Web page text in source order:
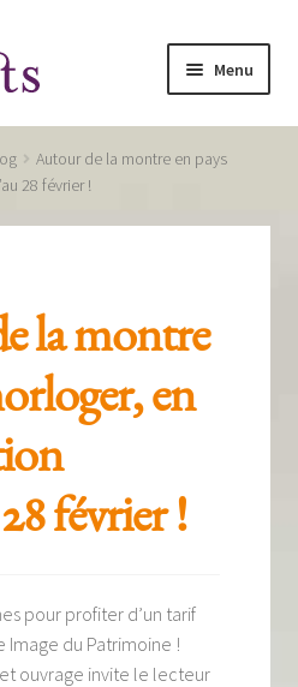
Menu
Autour de la montre en pays
28 février !
la montre
en
février !
pour profiter d’un tarif
du Patrimoine !
ouvrage invite le lecteur